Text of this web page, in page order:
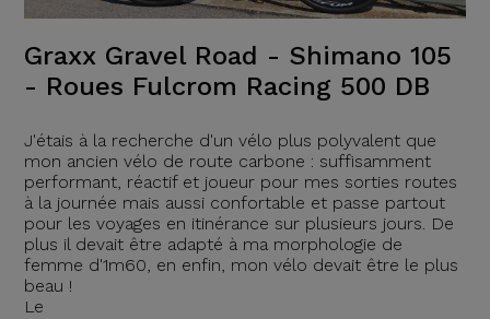
Graxx Gravel Road - Shimano 105
- Roues Fulcrom Racing 500 DB
J'étais à la recherche d'un vélo plus polyvalent que
mon ancien vélo de route carbone : suffisamment
performant, réactif et joueur pour mes sorties routes
à la journée mais aussi confortable et passe partout
pour les voyages en itinérance sur plusieurs jours. De
plus il devait être adapté à ma morphologie de
femme d'1m60, en enfin, mon vélo devait être le plus
beau !
Le